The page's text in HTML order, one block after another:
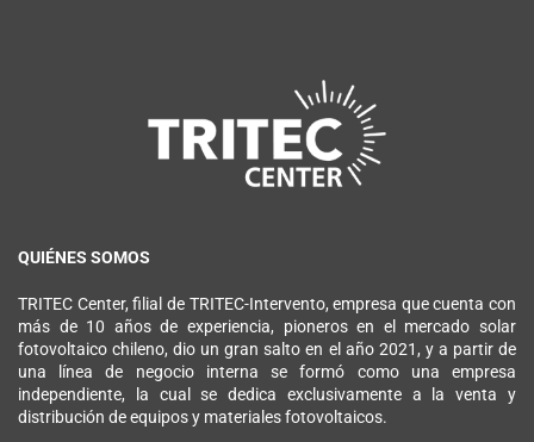
QUIÉNES SOMOS
TRITEC Center, filial de TRITEC-Intervento, empresa que cuenta con
más de 10 años de experiencia, pioneros en el mercado solar
fotovoltaico chileno, dio un gran salto en el año 2021, y a partir de
una línea de negocio interna se formó como una empresa
independiente, la cual se dedica exclusivamente a la venta y
distribución de equipos y materiales fotovoltaicos.